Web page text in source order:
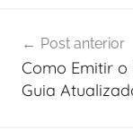
de
Post
Post anterior
Como Emitir o
Guia